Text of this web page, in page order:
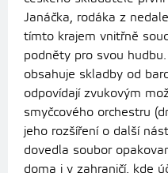
Janáčka, rodáka z
tímto krajem vnitřně
podněty pro svou
obsahuje skladby od
odpovídají zvukovým
smyčcového orchestru
jeho rozšíření o další
dovedla soubor
doma i v zahraničí, kde